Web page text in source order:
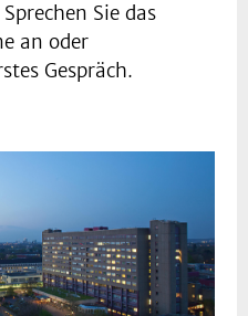
Sprechen Sie das
an oder
Gespräch.